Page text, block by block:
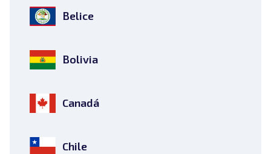
Belice
Bolivia
Canadá
Chile